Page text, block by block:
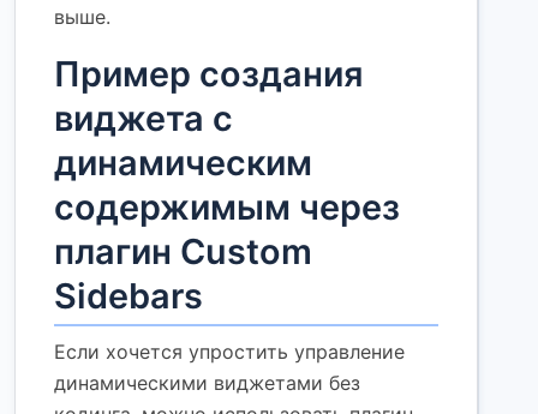
выше.
Пример создания
виджета с
динамическим
содержимым через
плагин Custom
Sidebars
Если хочется упростить управление
динамическими виджетами без